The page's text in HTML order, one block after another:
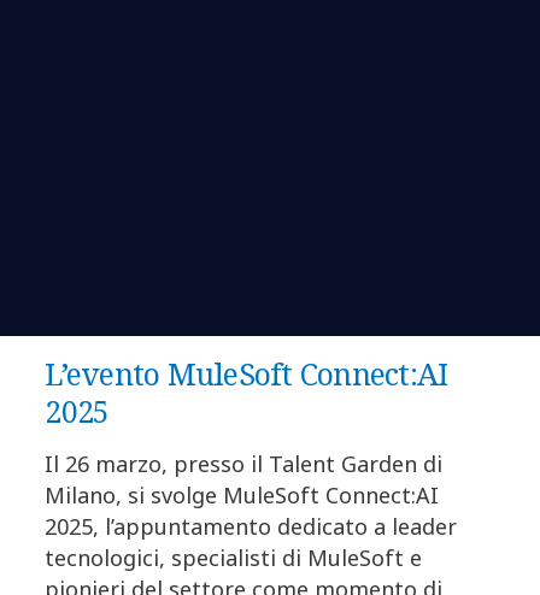
L’evento MuleSoft Connect:AI
2025
Il 26 marzo, presso il Talent Garden di
Milano, si svolge MuleSoft Connect:AI
2025, l’appuntamento dedicato a leader
tecnologici, specialisti di MuleSoft e
pionieri del settore come momento di